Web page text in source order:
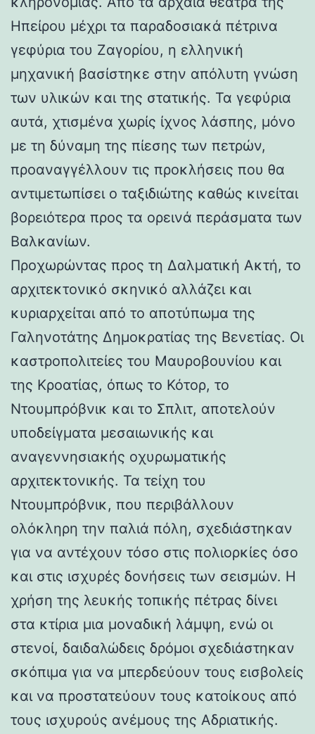
Ηπείρου μέχρι τα παραδοσιακά πέτρινα
γεφύρια του Ζαγορίου, η ελληνική
μηχανική βασίστηκε στην απόλυτη γνώση
των υλικών και της στατικής. Τα γεφύρια
αυτά, χτισμένα χωρίς ίχνος λάσπης, μόνο
με τη δύναμη της πίεσης των πετρών,
προαναγγέλλουν τις προκλήσεις που θα
αντιμετωπίσει ο ταξιδιώτης καθώς κινείται
βορειότερα προς τα ορεινά περάσματα των
Βαλκανίων.
Προχωρώντας προς τη Δαλματική Ακτή, το
αρχιτεκτονικό σκηνικό αλλάζει και
κυριαρχείται από το αποτύπωμα της
Γαληνοτάτης Δημοκρατίας της Βενετίας. Οι
καστροπολιτείες του Μαυροβουνίου και
της Κροατίας, όπως το Κότορ, το
Ντουμπρόβνικ και το Σπλιτ, αποτελούν
υποδείγματα μεσαιωνικής και
αναγεννησιακής οχυρωματικής
αρχιτεκτονικής. Τα τείχη του
Ντουμπρόβνικ, που περιβάλλουν
ολόκληρη την παλιά πόλη, σχεδιάστηκαν
για να αντέχουν τόσο στις πολιορκίες όσο
και στις ισχυρές δονήσεις των σεισμών. Η
χρήση της λευκής τοπικής πέτρας δίνει
στα κτίρια μια μοναδική λάμψη, ενώ οι
στενοί, δαιδαλώδεις δρόμοι σχεδιάστηκαν
σκόπιμα για να μπερδεύουν τους εισβολείς
και να προστατεύουν τους κατοίκους από
τους ισχυρούς ανέμους της Αδριατικής.